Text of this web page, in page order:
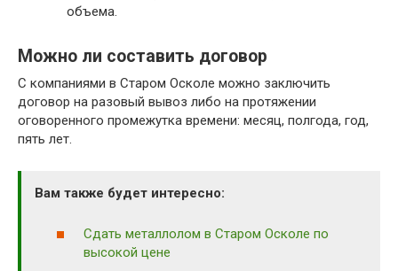
объема.
Можно ли составить договор
С компаниями в Старом Осколе можно заключить
договор на разовый вывоз либо на протяжении
оговоренного промежутка времени: месяц, полгода, год,
пять лет.
Вам также будет интересно:
Сдать металлолом в Старом Осколе по
высокой цене